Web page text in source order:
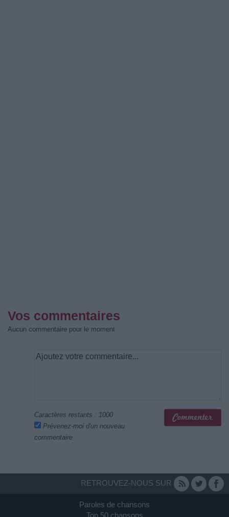
Vos commentaires
Aucun commentaire pour le moment
Caractères restants : 1000
Prévenez-moi d'un nouveau
commentaire
RETROUVEZ-NOUS SUR
Paroles de chansons
Top 50 chansons